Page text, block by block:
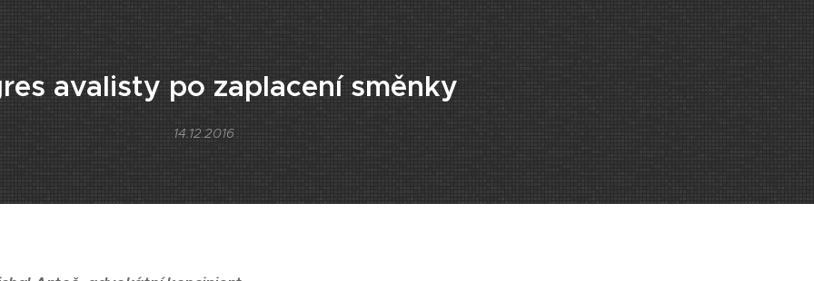
avalisty po zaplacení směnky
14.12.2016